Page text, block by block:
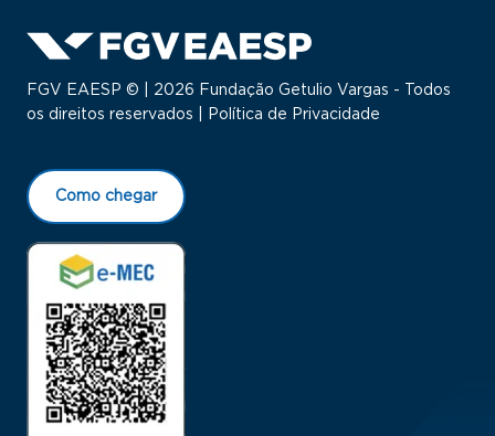
FGV EAESP © | 2026 Fundação Getulio Vargas - Todos
os direitos reservados |
Política de Privacidade
Como chegar